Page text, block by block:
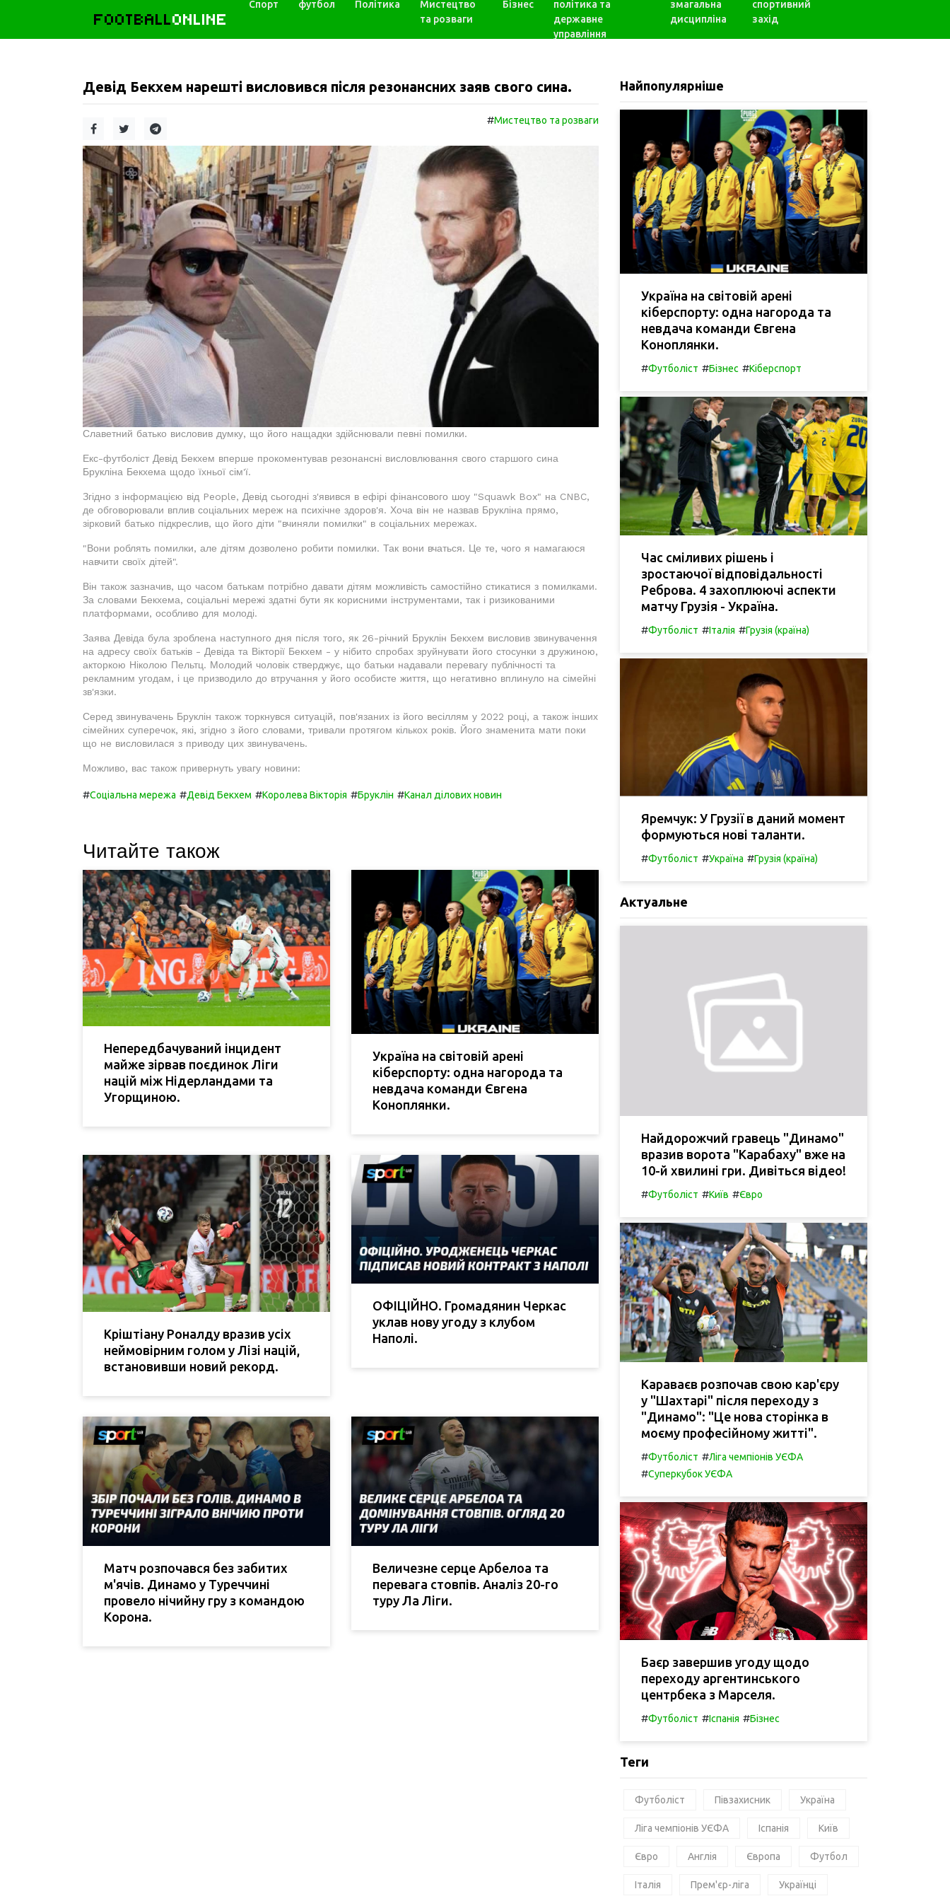
FOOTBALLONLINE
Спорт футбол Політика
Мистецтво
та розваги
Бізнес
політика та
державне
управління
змагальна
дисципліна
спортивний
захід
Девід Бекхем нарешті висловився після резонансних заяв свого сина.
#Мистецтво та розваги
Славетний батько висловив думку, що його нащадки здійснювали певні помилки.
Екс-футболіст Девід Бекхем вперше прокоментував резонансні висловлювання свого старшого сина
Брукліна Бекхема щодо їхньої сім'ї.
Згідно з інформацією від People, Девід сьогодні з'явився в ефірі фінансового шоу "Squawk Box" на CNBC,
де обговорювали вплив соціальних мереж на психічне здоров'я. Хоча він не назвав Брукліна прямо,
зірковий батько підкреслив, що його діти "вчиняли помилки" в соціальних мережах.
"Вони роблять помилки, але дітям дозволено робити помилки. Так вони вчаться. Це те, чого я намагаюся
навчити своїх дітей".
Він також зазначив, що часом батькам потрібно давати дітям можливість самостійно стикатися з помилками.
За словами Бекхема, соціальні мережі здатні бути як корисними інструментами, так і ризикованими
платформами, особливо для молоді.
Заява Девіда була зроблена наступного дня після того, як 26-річний Бруклін Бекхем висловив звинувачення
на адресу своїх батьків - Девіда та Вікторії Бекхем - у нібито спробах зруйнувати його стосунки з дружиною,
акторкою Ніколою Пельтц. Молодий чоловік стверджує, що батьки надавали перевагу публічності та
рекламним угодам, і це призводило до втручання у його особисте життя, що негативно вплинуло на сімейні
зв'язки.
Серед звинувачень Бруклін також торкнувся ситуацій, пов'язаних із його весіллям у 2022 році, а також інших
сімейних суперечок, які, згідно з його словами, тривали протягом кількох років. Його знаменита мати поки
що не висловилася з приводу цих звинувачень.
Можливо, вас також привернуть увагу новини:
#Соціальна мережа #Девід Бекхем #Королева Вікторія #Бруклін #Канал ділових новин
Читайте також
Непередбачуваний інцидент
майже зірвав поєдинок Ліги
націй між Нідерландами та
Угорщиною.
Україна на світовій арені
кіберспорту: одна нагорода та
невдача команди Євгена
Коноплянки.
Кріштіану Роналду вразив усіх
неймовірним голом у Лізі націй,
встановивши новий рекорд.
ОФІЦІЙНО. Громадянин Черкас
уклав нову угоду з клубом
Наполі.
Матч розпочався без забитих
м'ячів. Динамо у Туреччині
провело нічийну гру з командою
Корона.
Величезне серце Арбелоа та
перевага стовпів. Аналіз 20-го
туру Ла Ліги.
Найпопулярніше
Україна на світовій арені
кіберспорту: одна нагорода та
невдача команди Євгена
Коноплянки.
#Футболіст #Бізнес #Кіберспорт
Час сміливих рішень і
зростаючої відповідальності
Реброва. 4 захоплюючі аспекти
матчу Грузія - Україна.
#Футболіст #Італія #Грузія (країна)
Яремчук: У Грузії в даний момент
формуються нові таланти.
#Футболіст #Україна #Грузія (країна)
Актуальне
Найдорожчий гравець "Динамо"
вразив ворота "Карабаху" вже на
10-й хвилині гри. Дивіться відео!
#Футболіст #Київ #Євро
Караваєв розпочав свою кар'єру
у "Шахтарі" після переходу з
"Динамо": "Це нова сторінка в
моєму професійному житті".
#Футболіст #Ліга чемпіонів УЄФА
#Суперкубок УЄФА
Баєр завершив угоду щодо
переходу аргентинського
центрбека з Марселя.
#Футболіст #Іспанія #Бізнес
Теги
Футболіст Півзахисник Україна
Ліга чемпіонів УЄФА Іспанія Київ
Євро Англія Європа Футбол
Італія Прем'єр-ліга Українці